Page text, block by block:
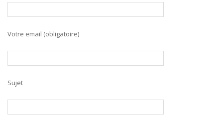
Votre email (obligatoire)
Sujet